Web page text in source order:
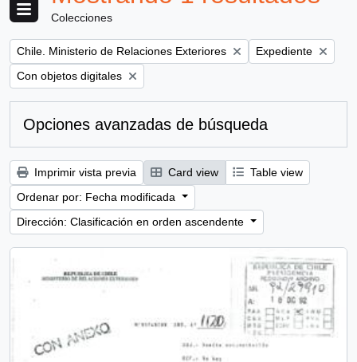
Colecciones
Remove filter:
Chile. Ministerio de Relaciones Exteriores Remove filter:
Expediente
Remove filter:
Con objetos digitales
Opciones avanzadas de búsqueda
Imprimir vista previa Card view
Table view
Ordenar por: Fecha modificada
Dirección: Clasificación en orden ascendente